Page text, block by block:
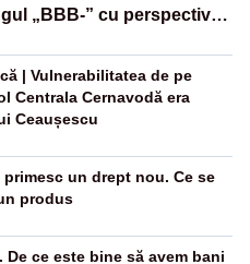
„BBB-” cu perspectivă
| Vulnerabilitatea de pe
Centrala Cernavodă era
Ceaușescu
un drept nou. Ce se
produs
De ce este bine să avem bani